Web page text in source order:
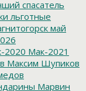
спасатель
льготные
май
2020 Мак-2021
Максим Шупиков
Марвин